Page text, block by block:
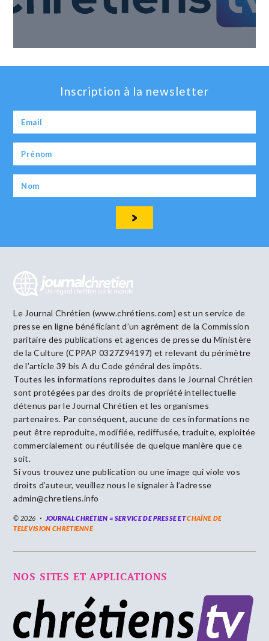
Inscription à la newsletter
Le Journal Chrétien (www.chrétiens.com) est un service de
presse en ligne bénéficiant d’un agrément de la Commission
paritaire des publications et agences de presse du Ministère
de la Culture (CPPAP 0327Z94197) et relevant du périmètre
de l’article 39 bis A du Code général des impôts.
Toutes les informations reproduites dans le Journal Chrétien
sont protégées par des droits de propriété intellectuelle
détenus par le Journal Chrétien et les organismes
partenaires. Par conséquent, aucune de ces informations ne
peut être reproduite, modifiée, rediffusée, traduite, exploitée
commercialement ou réutilisée de quelque manière que ce
soit.
Si vous trouvez une publication ou une image qui viole vos
droits d’auteur, veuillez nous le signaler à l’adresse
admin@chretiens.info
© 2026 JOURNAL CHRÉTIEN = SERVICE DE PRESSE ETCHAÎNE DE
TELEVISION CHRETIENNE
NOS SITES ET APPLICATIONS